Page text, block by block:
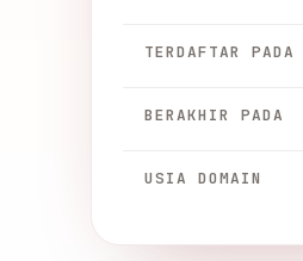
TERDAFTAR PADA
BERAKHIR PADA
USIA DOMAIN